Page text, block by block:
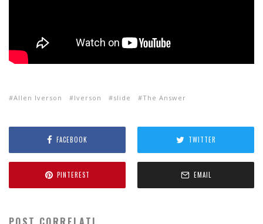
Allen Iverson Iverson slide The Answer
FACEBOOK TWITTER
PINTEREST EMAIL